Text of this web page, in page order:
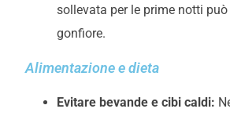
sollevata per le prime notti
gonfiore.
Alimentazione e dieta
Evitare bevande e cibi caldi: